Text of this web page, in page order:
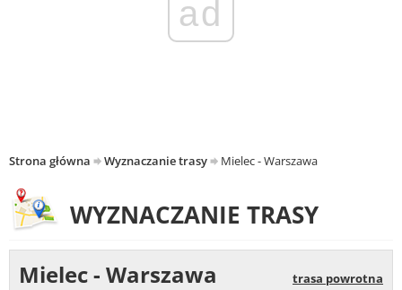
ad
Strona główna Wyznaczanie trasy Mielec - Warszawa
WYZNACZANIE TRASY
Mielec - Warszawa trasa powrotna